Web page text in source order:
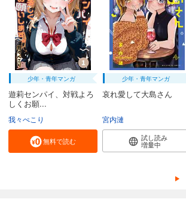
少年・青年マンガ
遊莉センパイ、対戦よろ
しくお願...
我々ぺこり
無料で読む
少年・青年マンガ
哀れ愛して大島さん
宮内漣
試し読み
増量中